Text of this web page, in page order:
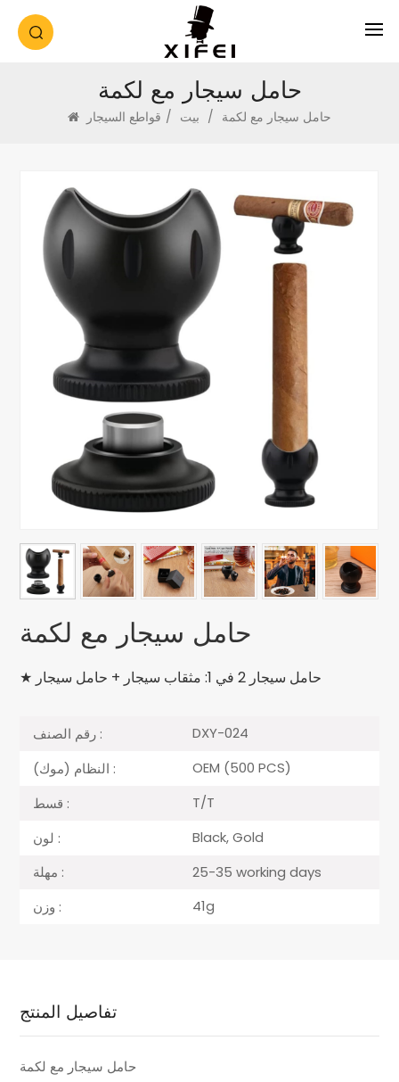
حامل سيجار مع لكمة
بيت / قواطع السيجار / حامل سيجار مع لكمة
حامل سيجار مع لكمة
★ حامل سيجار 2 في 1: مثقاب سيجار + حامل سيجار
رقم الصنف :
DXY-024
النظام (موك) :
OEM (500 PCS)
قسط :
T/T
لون :
Black, Gold
مهلة :
25-35 working days
وزن :
41g
تفاصيل المنتج
حامل سيجار مع لكمة